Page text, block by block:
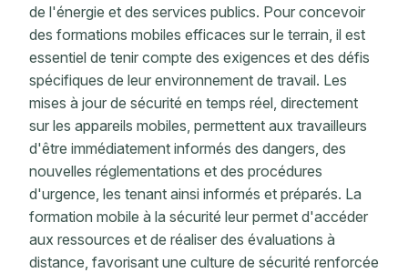
de l'énergie et des services publics. Pour concevoir
des formations mobiles efficaces sur le terrain, il est
essentiel de tenir compte des exigences et des défis
spécifiques de leur environnement de travail. Les
mises à jour de sécurité en temps réel, directement
sur les appareils mobiles, permettent aux travailleurs
d'être immédiatement informés des dangers, des
nouvelles réglementations et des procédures
d'urgence, les tenant ainsi informés et préparés. La
formation mobile à la sécurité leur permet d'accéder
aux ressources et de réaliser des évaluations à
distance, favorisant une culture de sécurité renforcée